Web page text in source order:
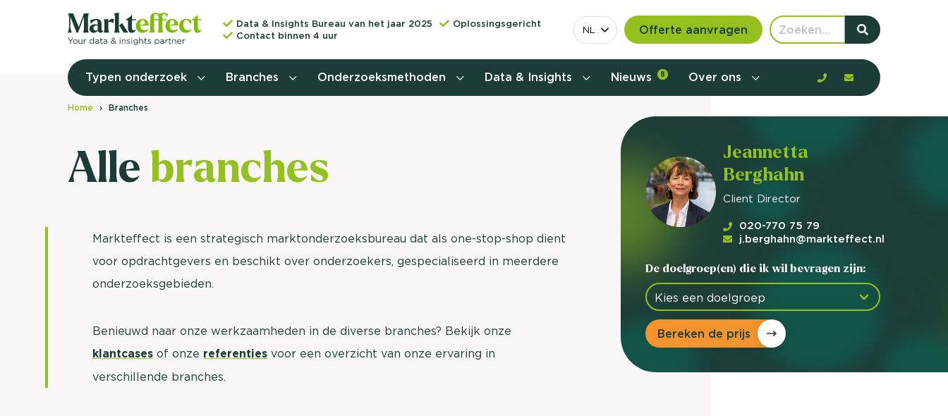
Data & Insights Bureau van het jaar 2025
Oplossingsgericht
Contact binnen 4 uur
NL Offerte aanvragen
Typen onderzoek
Doelgroeponderzoek
Naamsbekendheidonderzoek
Relevantere communicatie en aanbod door de
customer journey, de barrières en gedrag in kaart te
brengen. Benieuwd hoe?
Stefan Klomp
Client Consultant
Branches Onderzoeksmethoden Data & Insights Nieuws 8 Over ons
Home Branches
Alle branches
Markteffect is een strategisch marktonderzoeksbureau dat als one-stop-shop dient
voor opdrachtgevers en beschikt over onderzoekers, gespecialiseerd in meerdere
onderzoeksgebieden.
Benieuwd naar onze werkzaamheden in de diverse branches? Bekijk onze
klantcases of onze referenties voor een overzicht van onze ervaring in
verschillende branches.
Jeannetta
Berghahn
Client Director
020-770 75 79
j.berghahn@markteffect.nl
De doelgroep(en) die ik wil bevragen zijn:
Bereken de prijs